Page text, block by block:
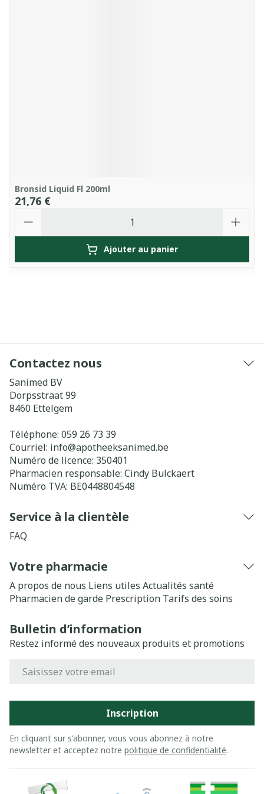
Bronsid Liquid Fl 200ml
21,76 €
Ajouter au panier
Contactez nous
Sanimed BV
Dorpsstraat 99
8460 Ettelgem
Téléphone: 059 26 73 39
Courriel: info@apotheeksanimed.be
Numéro de licence: 350401
Pharmacien responsable: Cindy Bulckaert
Numéro TVA: BE0448804548
Service à la clientèle
FAQ
Votre pharmacie
A propos de nous Liens utiles Actualités santé
Pharmacien de garde Prescription Tarifs des soins
Bulletin d’information
Restez informé des nouveaux produits et promotions
Inscription
En cliquant sur s'abonner, vous vous abonnez à notre
newsletter et acceptez notre politique de confidentialité.